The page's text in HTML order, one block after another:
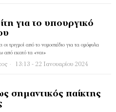
για το υπουργικό
οι τριγμοί από το νομοσχέδιο για τα ομόφυλα
από εκατό τα «ναι»
13:13 - 22 Ιανουαρίου 2024
σημαντικός παίκτης